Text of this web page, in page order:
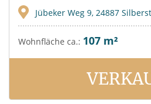
Jübeker Weg 9, 24887
Wohnfläche ca.: 107 m²